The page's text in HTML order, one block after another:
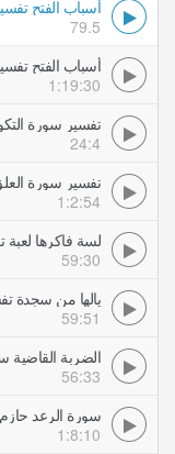
أسباب الفتح
79.5
أسباب الفتح
1:19:30
تفسير سورة
24:4
تفسير سورة
1:2:54
لسة فاكرها
59:30
يالها من سجدة
59:51
الضربة
56:33
سورة الرعد
1:8:10